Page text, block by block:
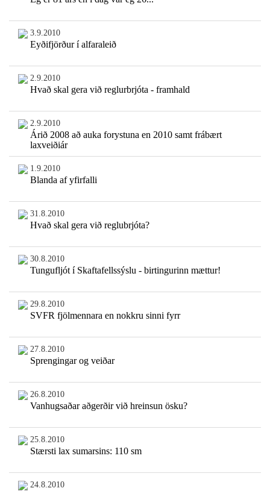
3.9.2010
Eyðifjörður í alfaraleið
2.9.2010
Hvað skal gera við reglurbrjóta - framhald
2.9.2010
Árið 2008 að auka forystuna en 2010 samt frábært
laxveiðiár
1.9.2010
Blanda af yfirfalli
31.8.2010
Hvað skal gera við reglubrjóta?
30.8.2010
Tungufljót í Skaftafellssýslu - birtingurinn mættur!
29.8.2010
SVFR fjölmennara en nokkru sinni fyrr
27.8.2010
Sprengingar og veiðar
26.8.2010
Vanhugsaðar aðgerðir við hreinsun ösku?
25.8.2010
Stærsti lax sumarsins: 110 sm
24.8.2010